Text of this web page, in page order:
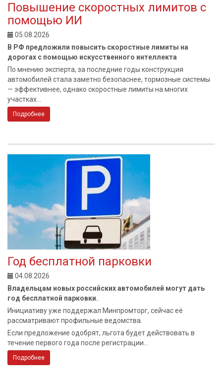
Повышение скоростных лимитов с
помощью ИИ
05.08.2026
В РФ предложили повысить скоростные лимиты на
дорогах с помощью искусственного интеллекта
По мнению эксперта, за последние годы конструкция
автомобилей стала заметно безопаснее, тормозные системы
— эффективнее, однако скоростные лимиты на многих
участках...
Подробнее
Год бесплатной парковки
04.08.2026
Владельцам новых российских автомобилей могут дать
год бесплатной парковки.
Инициативу уже поддержал Минпромторг, сейчас её
рассматривают профильные ведомства.
Если предложение одобрят, льгота будет действовать в
течение первого года после регистрации...
Подробнее